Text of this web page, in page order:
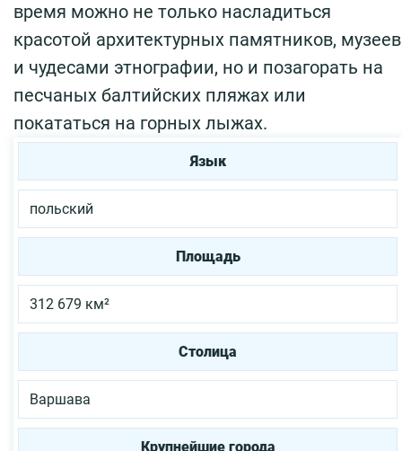
время можно не только насладиться
красотой архитектурных памятников, музеев
и чудесами этнографии, но и позагорать на
песчаных балтийских пляжах или
покататься на горных лыжах.
Язык
польский
Площадь
312 679 км²
Столица
Варшава
Крупнейшие города